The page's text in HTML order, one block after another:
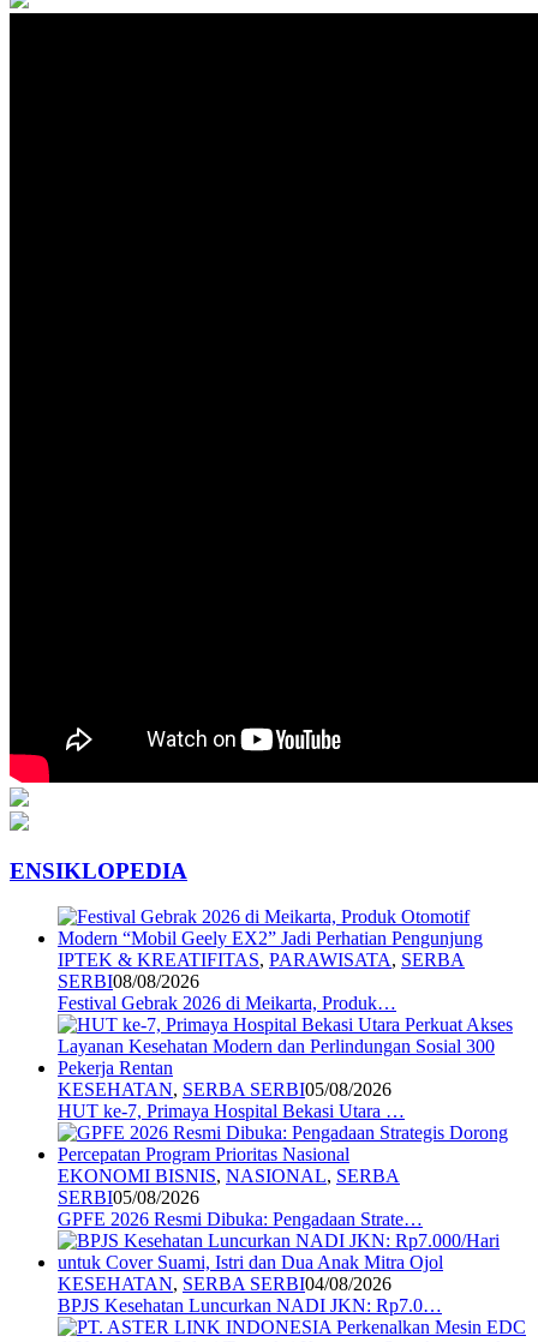
ENSIKLOPEDIA
IPTEK & KREATIFITAS, PARAWISATA, SERBA
SERBI08/08/2026
Festival Gebrak 2026 di Meikarta, Produk…
KESEHATAN, SERBA SERBI05/08/2026
HUT ke-7, Primaya Hospital Bekasi Utara …
EKONOMI BISNIS, NASIONAL, SERBA
SERBI05/08/2026
GPFE 2026 Resmi Dibuka: Pengadaan Strate…
KESEHATAN, SERBA SERBI04/08/2026
BPJS Kesehatan Luncurkan NADI JKN: Rp7.0…